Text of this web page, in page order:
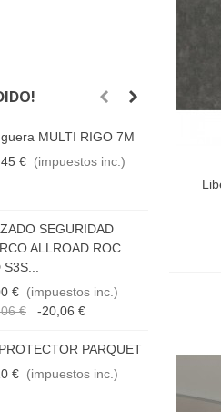
MULTI RIGO 7M
€ (impuestos inc.)
SEGURIDAD
ALLROAD ROC
€ (impuestos inc.)
€
-20,06 €
PARQUET
€ (impuestos inc.)